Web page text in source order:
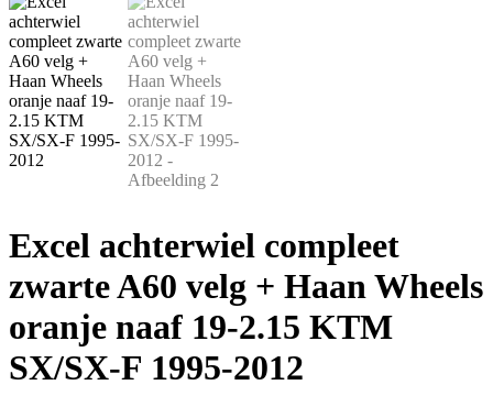
Excel achterwiel compleet
zwarte A60 velg + Haan Wheels
oranje naaf 19-2.15 KTM
SX/SX-F 1995-2012